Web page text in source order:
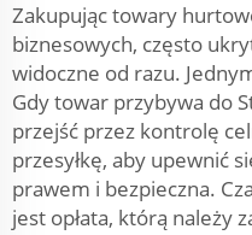
Zakupując towary
biznesowych, często
widoczne od razu.
Gdy towar przybywa do
przejść przez kontrolę
przesyłkę, aby upewnić
prawem i bezpieczna.
jest opłata, którą należy